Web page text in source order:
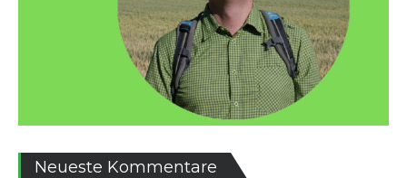
Neueste Kommentare